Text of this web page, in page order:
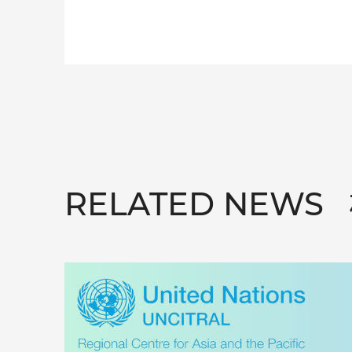
RELATED NEWS